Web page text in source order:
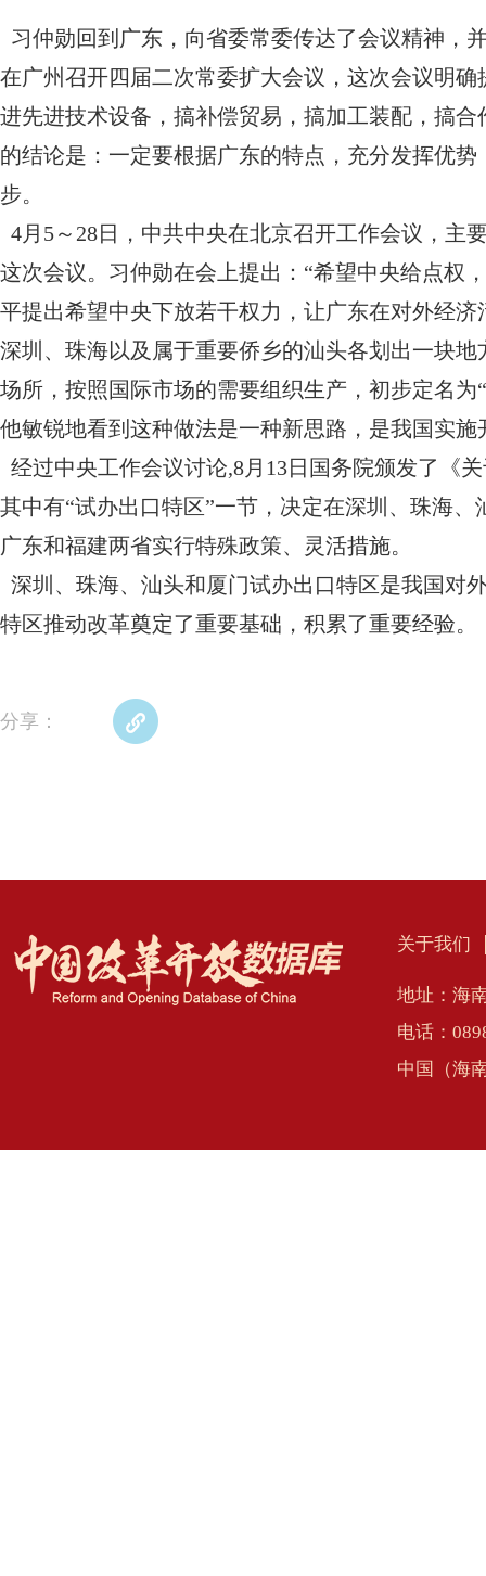
习仲勋回到广东，向省委常委传达了会议精神，
在广州召开四届二次常委扩大会议，这次会议明
进先进技术设备，搞补偿贸易，搞加工装配，搞
的结论是：一定要根据广东的特点，充分发挥优
步。
4月5～28日，中共中央在北京召开工作会议，主
这次会议。习仲勋在会上提出：“希望中央给点权
平提出希望中央下放若干权力，让广东在对外经
深圳、珠海以及属于重要侨乡的汕头各划出一块
场所，按照国际市场的需要组织生产，初步定名
他敏锐地看到这种做法是一种新思路，是我国实
经过中央工作会议讨论,8月13日国务院颁发了《
其中有“试办出口特区”一节，决定在深圳、珠海
广东和福建两省实行特殊政策、灵活措施。
深圳、珠海、汕头和厦门试办出口特区是我国对
特区推动改革奠定了重要基础，积累了重要经验。
分享：
关于我们
地址：海
电话：
中国（海